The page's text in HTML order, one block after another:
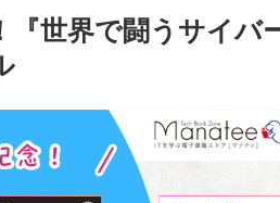
『世界で闘うサイ